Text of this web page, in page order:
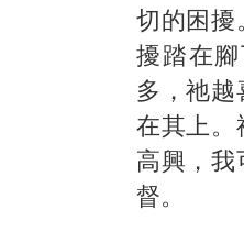
切的困擾
擾踏在
多，祂
在其上。
高興，我
督。